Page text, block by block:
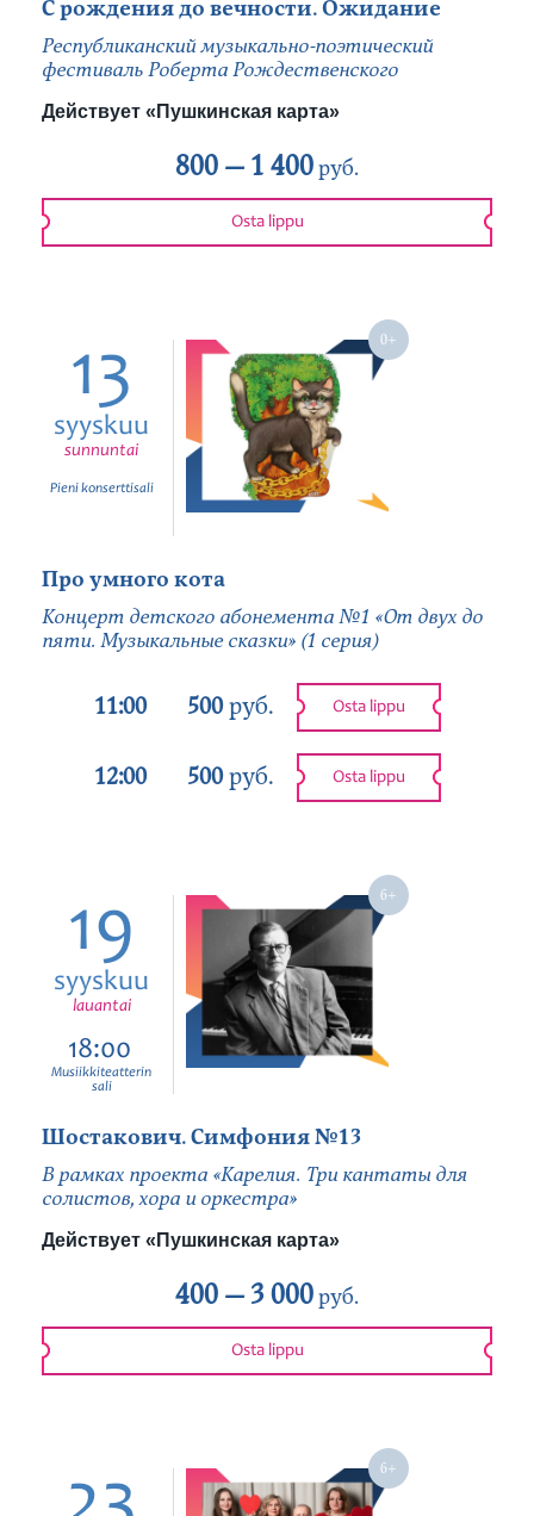
С рождения до вечности. Ожидание
Республиканский музыкально-поэтический
фестиваль Роберта Рождественского
Действует «Пушкинская карта»
800 —1 400руб.
Osta lippu
13
syyskuu
sunnuntai
Pieni konserttisali
Про умного кота
Концерт детского абонемента №1 «От двух до
пяти. Музыкальные сказки» (1 серия)
11:00 500руб. Osta lippu
12:00 500руб. Osta lippu
19
syyskuu
lauantai
18:00
Musiikkiteatterin
sali
Шостакович. Симфония №13
В рамках проекта «Карелия. Три кантаты для
солистов, хора и оркестра»
Действует «Пушкинская карта»
400 —3 000руб.
Osta lippu